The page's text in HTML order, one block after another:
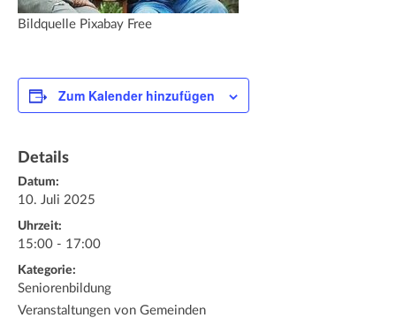
Bildquelle Pixabay Free
Zum Kalender hinzufügen
Details
Datum:
10. Juli 2025
Uhrzeit:
15:00 - 17:00
Kategorie:
Seniorenbildung
Veranstaltungen von Gemeinden